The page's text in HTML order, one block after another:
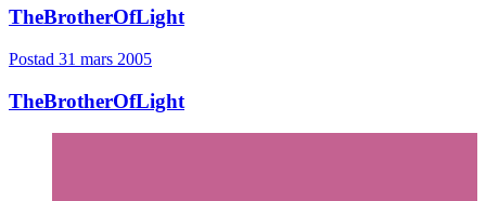
TheBrotherOfLight
Postad 31 mars 2005
TheBrotherOfLight